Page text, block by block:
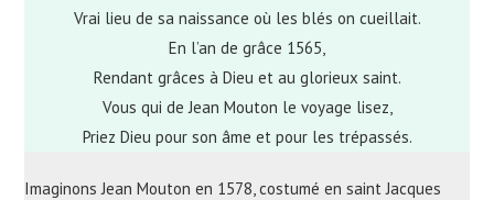
Vrai lieu de sa naissance où les blés on cueillait.
En l’an de grâce 1565,
Rendant grâces à Dieu et au glorieux saint.
Vous qui de Jean Mouton le voyage lisez,
Priez Dieu pour son âme et pour les trépassés.
Imaginons Jean Mouton en 1578, costumé en saint Jacques